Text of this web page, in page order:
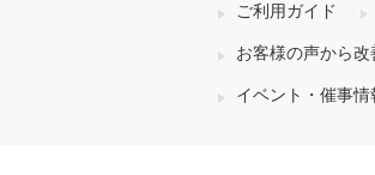
ご利用ガイド
お客様の声から改
イベント・催事情